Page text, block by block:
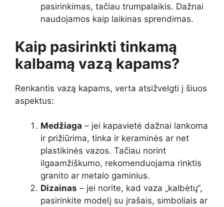
pasirinkimas, tačiau trumpalaikis. Dažnai
naudojamos kaip laikinas sprendimas.
Kaip pasirinkti tinkamą
kalbamą vazą kapams?
Renkantis vazą kapams, verta atsižvelgti į šiuos
aspektus:
Medžiaga – jei kapavietė dažnai lankoma
ir prižiūrima, tinka ir keraminės ar net
plastikinės vazos. Tačiau norint
ilgaamžiškumo, rekomenduojama rinktis
granito ar metalo gaminius.
Dizainas – jei norite, kad vaza „kalbėtų“,
pasirinkite modelį su įrašais, simboliais ar